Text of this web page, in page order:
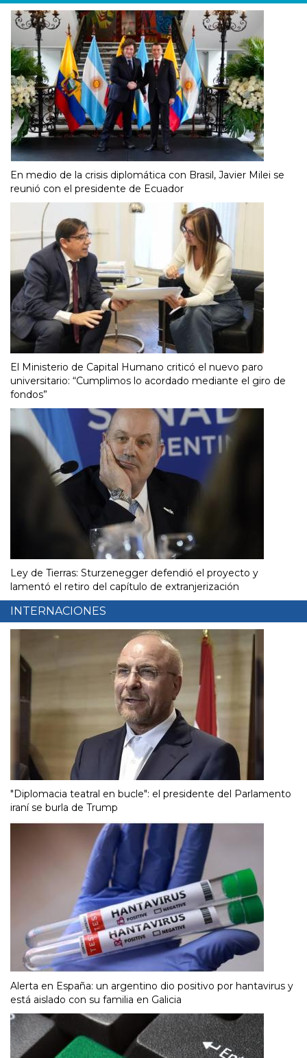
En medio de la crisis diplomática con Brasil, Javier Milei se
reunió con el presidente de Ecuador
El Ministerio de Capital Humano criticó el nuevo paro
universitario: “Cumplimos lo acordado mediante el giro de
fondos”
Ley de Tierras: Sturzenegger defendió el proyecto y
lamentó el retiro del capítulo de extranjerización
INTERNACIONES
"Diplomacia teatral en bucle": el presidente del Parlamento
iraní se burla de Trump
Alerta en España: un argentino dio positivo por hantavirus y
está aislado con su familia en Galicia